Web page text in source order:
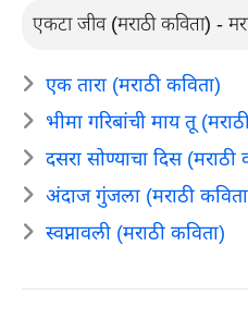
एकटा जीव (मराठी कविता) -
एक तारा (मराठी कविता)
भीमा गरिबांची माय तू
दसरा सोण्याचा दिस (मराठी
अंदाज गुंजला (मराठी
स्वप्नावली (मराठी कविता)